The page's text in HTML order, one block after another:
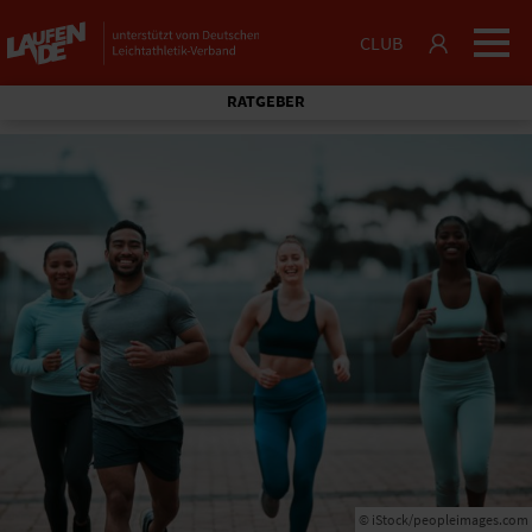
CLUB
RATGEBER
© iStock/peopleimages.com